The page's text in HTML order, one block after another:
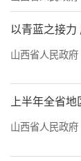
以青蓝之接
山西省人民政府
上半年全省
山西省人民政府